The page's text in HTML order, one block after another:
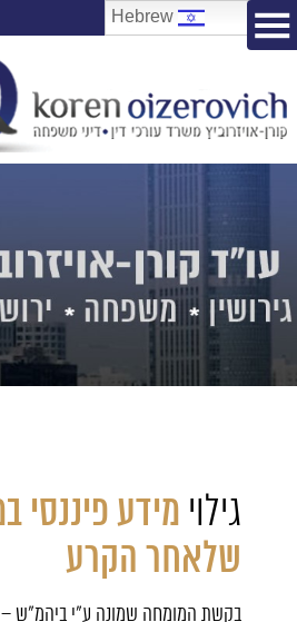
גילוי מידע פיננסי
שלאחר הקרע
בקשת המומחה שמונה ע"י ביהמ"ש –